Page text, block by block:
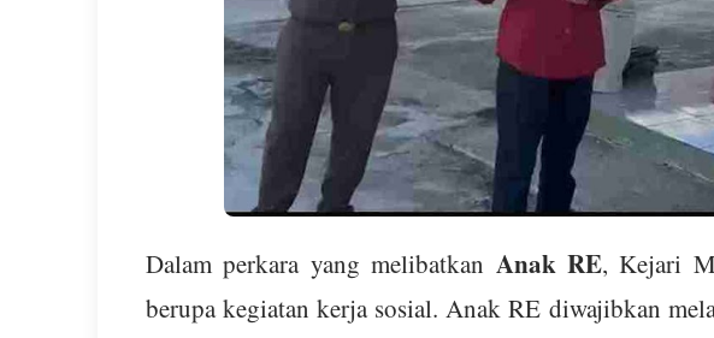
Dalam perkara yang melibatkan Anak RE, Kejari
berupa kegiatan kerja sosial. Anak RE diwajibkan